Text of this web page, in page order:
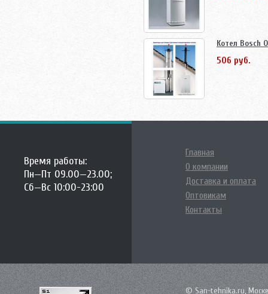
Котел Bosch
506 руб.
Время работы:
Пн—Пт 09.00—23.00;
Сб—Вс 10:00-23:00
Главная
О компании
Доставка и оплата
Оптовикам
Контакты
© San-tehnika.ru,